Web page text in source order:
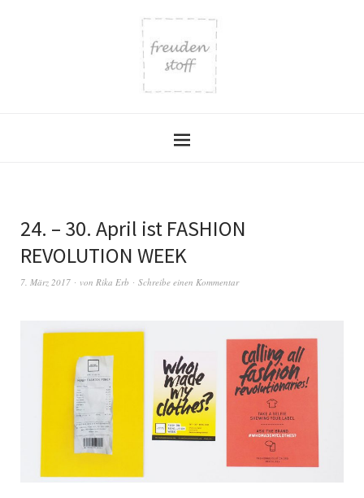
24. – 30. April ist FASHION
REVOLUTION WEEK
7. März 2017 von Rika Erb Schreibe einen Kommentar